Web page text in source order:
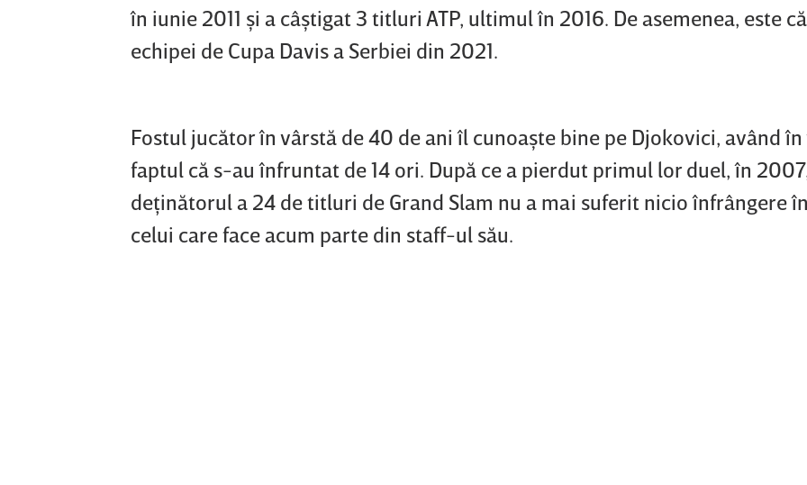
în iunie 2011 şi a câştigat 3 titluri ATP, ultimul în 2016. De asemenea, este
echipei de Cupa Davis a Serbiei din 2021.
Fostul jucător în vârstă de 40 de ani îl cunoaşte bine pe Djokovici, având
faptul că s-au înfruntat de 14 ori. După ce a pierdut primul lor duel, în
deţinătorul a 24 de titluri de Grand Slam nu a mai suferit nicio înfrângere
celui care face acum parte din staff-ul său.